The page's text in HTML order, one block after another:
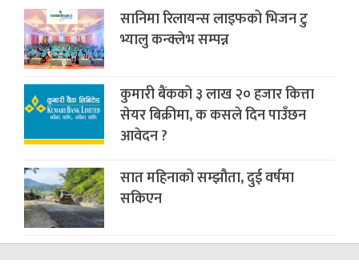
सानिमा रिलायन्स लाइफको भिजन टु
भ्यालु कन्क्लेभ सम्पन्न
कुमारी बैंकको ३ लाख २० हजार कित्ता
सेयर बिक्रीमा, क कसले दिन पाउँछन
आवेदन ?
सात महिनाको सम्झौता, दुई वर्षमा
सकिएन